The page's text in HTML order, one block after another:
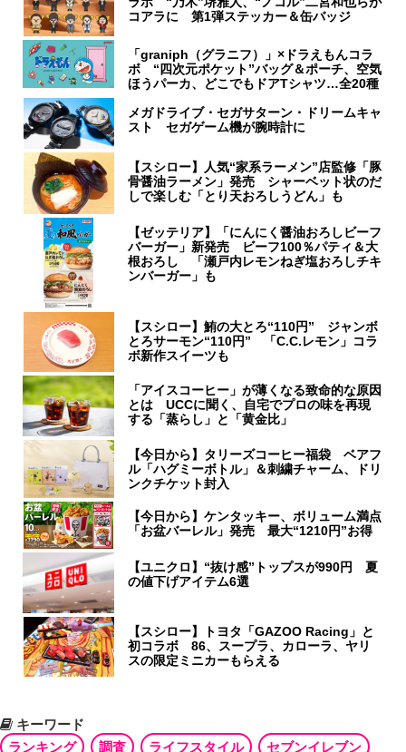
コアラに 第1弾ステッカー＆缶バッジ
「graniph（グラニフ）」×ドラえもんコラ
ボ “四次元ポケット”バッグ＆ポーチ、空気
ほうパーカ、どこでもドアTシャツ…全20種
メガドライブ・セガサターン・ドリームキャ
スト セガゲーム機が腕時計に
【スシロー】人気“家系ラーメン”店監修「豚
骨醤油ラーメン」発売 シャーベット状のだ
しで楽しむ「とり天おろしうどん」も
【ゼッテリア】「にんにく醤油おろしビーフ
バーガー」新発売 ビーフ100％パティ＆大
根おろし 「瀬戸内レモンねぎ塩おろしチキ
ンバーガー」も
【スシロー】鮪の大とろ“110円” ジャンボ
とろサーモン“110円” 「C.C.レモン」コラ
ボ新作スイーツも
「アイスコーヒー」が薄くなる致命的な原因
とは UCCに聞く、自宅でプロの味を再現
する「蒸らし」と「黄金比」
【今日から】タリーズコーヒー福袋 ベアフ
ル「ハグミーボトル」＆刺繍チャーム、ドリ
ンクチケット封入
【今日から】ケンタッキー、ボリューム満点
「お盆バーレル」発売 最大“1210円”お得
【ユニクロ】“抜け感”トップスが990円 夏
の値下げアイテム6選
【スシロー】トヨタ「GAZOO Racing」と
初コラボ 86、スープラ、カローラ、ヤリ
スの限定ミニカーもらえる
キーワード
ランキング
調査 ライフスタイル セブンイレブン